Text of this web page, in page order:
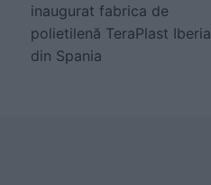
inaugurat fabrica de
polietilenă TeraPlast Iberia
din Spania